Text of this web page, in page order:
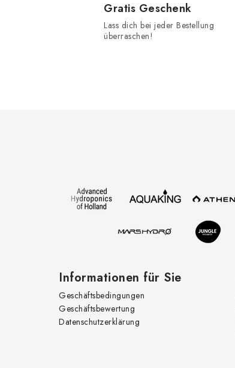
Gratis Geschenk
Lass dich bei jeder Bestellung
überraschen!
Informationen für Sie
Geschäftsbedingungen
Geschäftsbewertung
Datenschutzerklärung